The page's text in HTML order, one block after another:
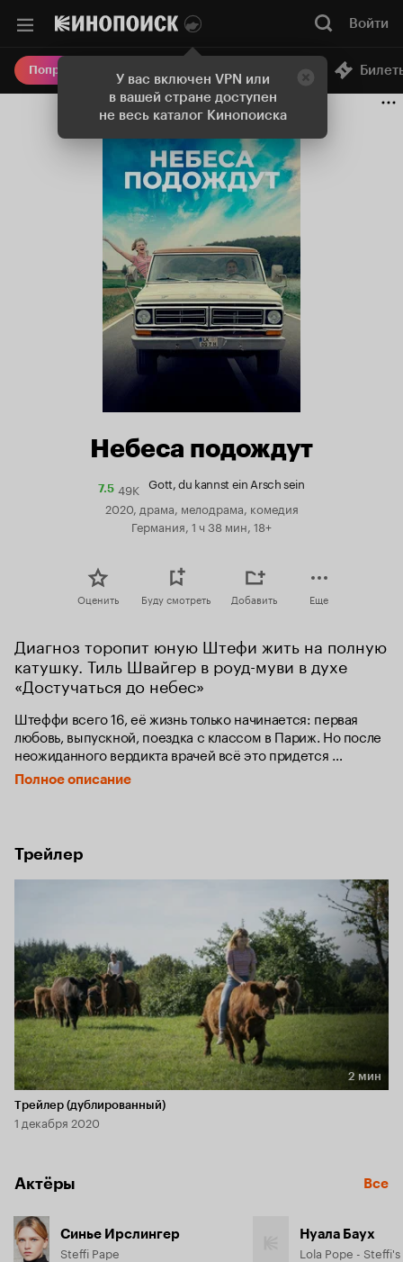
У вас включен VPN или
в вашей стране доступен
не весь каталог Кинопоиска
Войти
Попробовать Плюс Онлайн-кинотеатр
Небеса подождут
7.5Рейтинг
Кинопоиска
49K Gott, du kannst ein Arsch sein
2020, драма, мелодрама, комедия
Германия, 1 ч 38 мин, 18+
Оценить Буду смотреть Добавить Еще
Диагноз торопит юную Штефи жить на полную
катушку. Тиль Швайгер в роуд-муви в духе
«Достучаться до небес»
Штеффи всего 16, её жизнь только начинается: первая
любовь, выпускной, поездка с классом в Париж. Но после
неожиданного вердикта врачей всё это придется
отменить: Штеффи ждет серьезное лечение в больнице.
Однако жизнь у человека всего одна, и молодость тоже
Полное описание
Трейлер
Длительность 2 мин
2 мин
Трейлер (дублированный)
1 декабря 2020
Актёры Все
Синье Ирслингер
Steffi Pape
Нуала Баух
Lola Pope -